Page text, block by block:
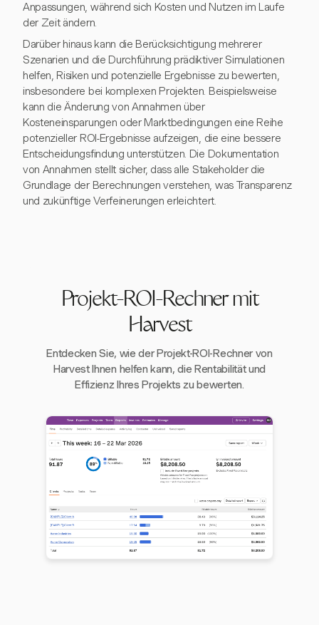
Anpassungen, während sich Kosten und Nutzen im Laufe
der Zeit ändern.
Darüber hinaus kann die Berücksichtigung mehrerer
Szenarien und die Durchführung prädiktiver Simulationen
helfen, Risiken und potenzielle Ergebnisse zu bewerten,
insbesondere bei komplexen Projekten. Beispielsweise
kann die Änderung von Annahmen über
Kosteneinsparungen oder Marktbedingungen eine Reihe
potenzieller ROI-Ergebnisse aufzeigen, die eine bessere
Entscheidungsfindung unterstützen. Die Dokumentation
von Annahmen stellt sicher, dass alle Stakeholder die
Grundlage der Berechnungen verstehen, was Transparenz
und zukünftige Verfeinerungen erleichtert.
Projekt-ROI-Rechner mit
Harvest
Entdecken Sie, wie der Projekt-ROI-Rechner von
Harvest Ihnen helfen kann, die Rentabilität und
Effizienz Ihres Projekts zu bewerten.